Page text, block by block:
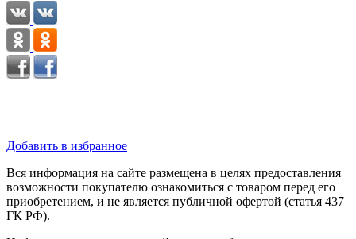
Добавить в избранное
Вся информация на сайте размещена в целях предоставления
возможности покупателю ознакомиться с товаром перед его
приобретением, и не является публичной офертой (статья 437
ГК РФ).